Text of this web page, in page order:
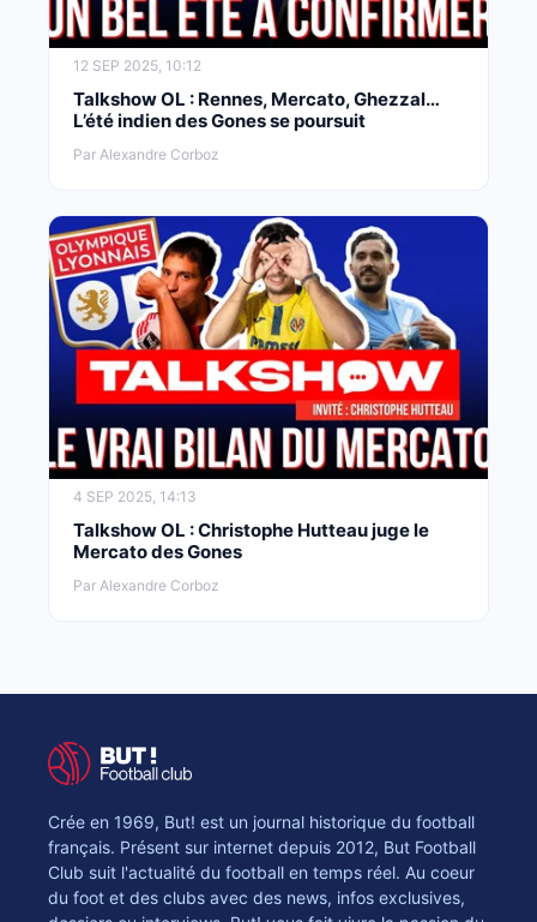
12 SEP 2025, 10:12
Talkshow OL : Rennes, Mercato, Ghezzal…
L’été indien des Gones se poursuit
Par Alexandre Corboz
4 SEP 2025, 14:13
Talkshow OL : Christophe Hutteau juge le
Mercato des Gones
Par Alexandre Corboz
Crée en 1969, But! est un journal historique du football
français. Présent sur internet depuis 2012, But Football
Club suit l'actualité du football en temps réel. Au coeur
du foot et des clubs avec des news, infos exclusives,